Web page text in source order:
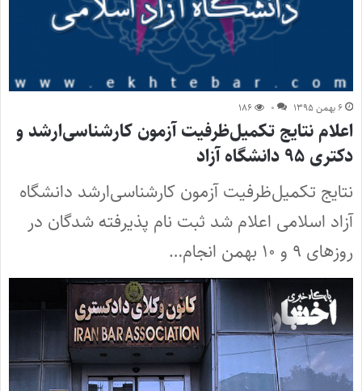
۶ بهمن ۱۳۹۵ ۰ ۱۸۶
اعلام نتایج تکمیل‌ظرفیت آزمون کارشناسی‌ارشد و
دکتری ۹۵ دانشگاه آزاد
نتایج تکمیل‌ظرفیت آزمون کارشناسی‌ارشد دانشگاه
آزاد اسلامی اعلام شد ثبت نام پذیرفته شدگان در
روزهای ۹ و ۱۰ بهمن انجام…